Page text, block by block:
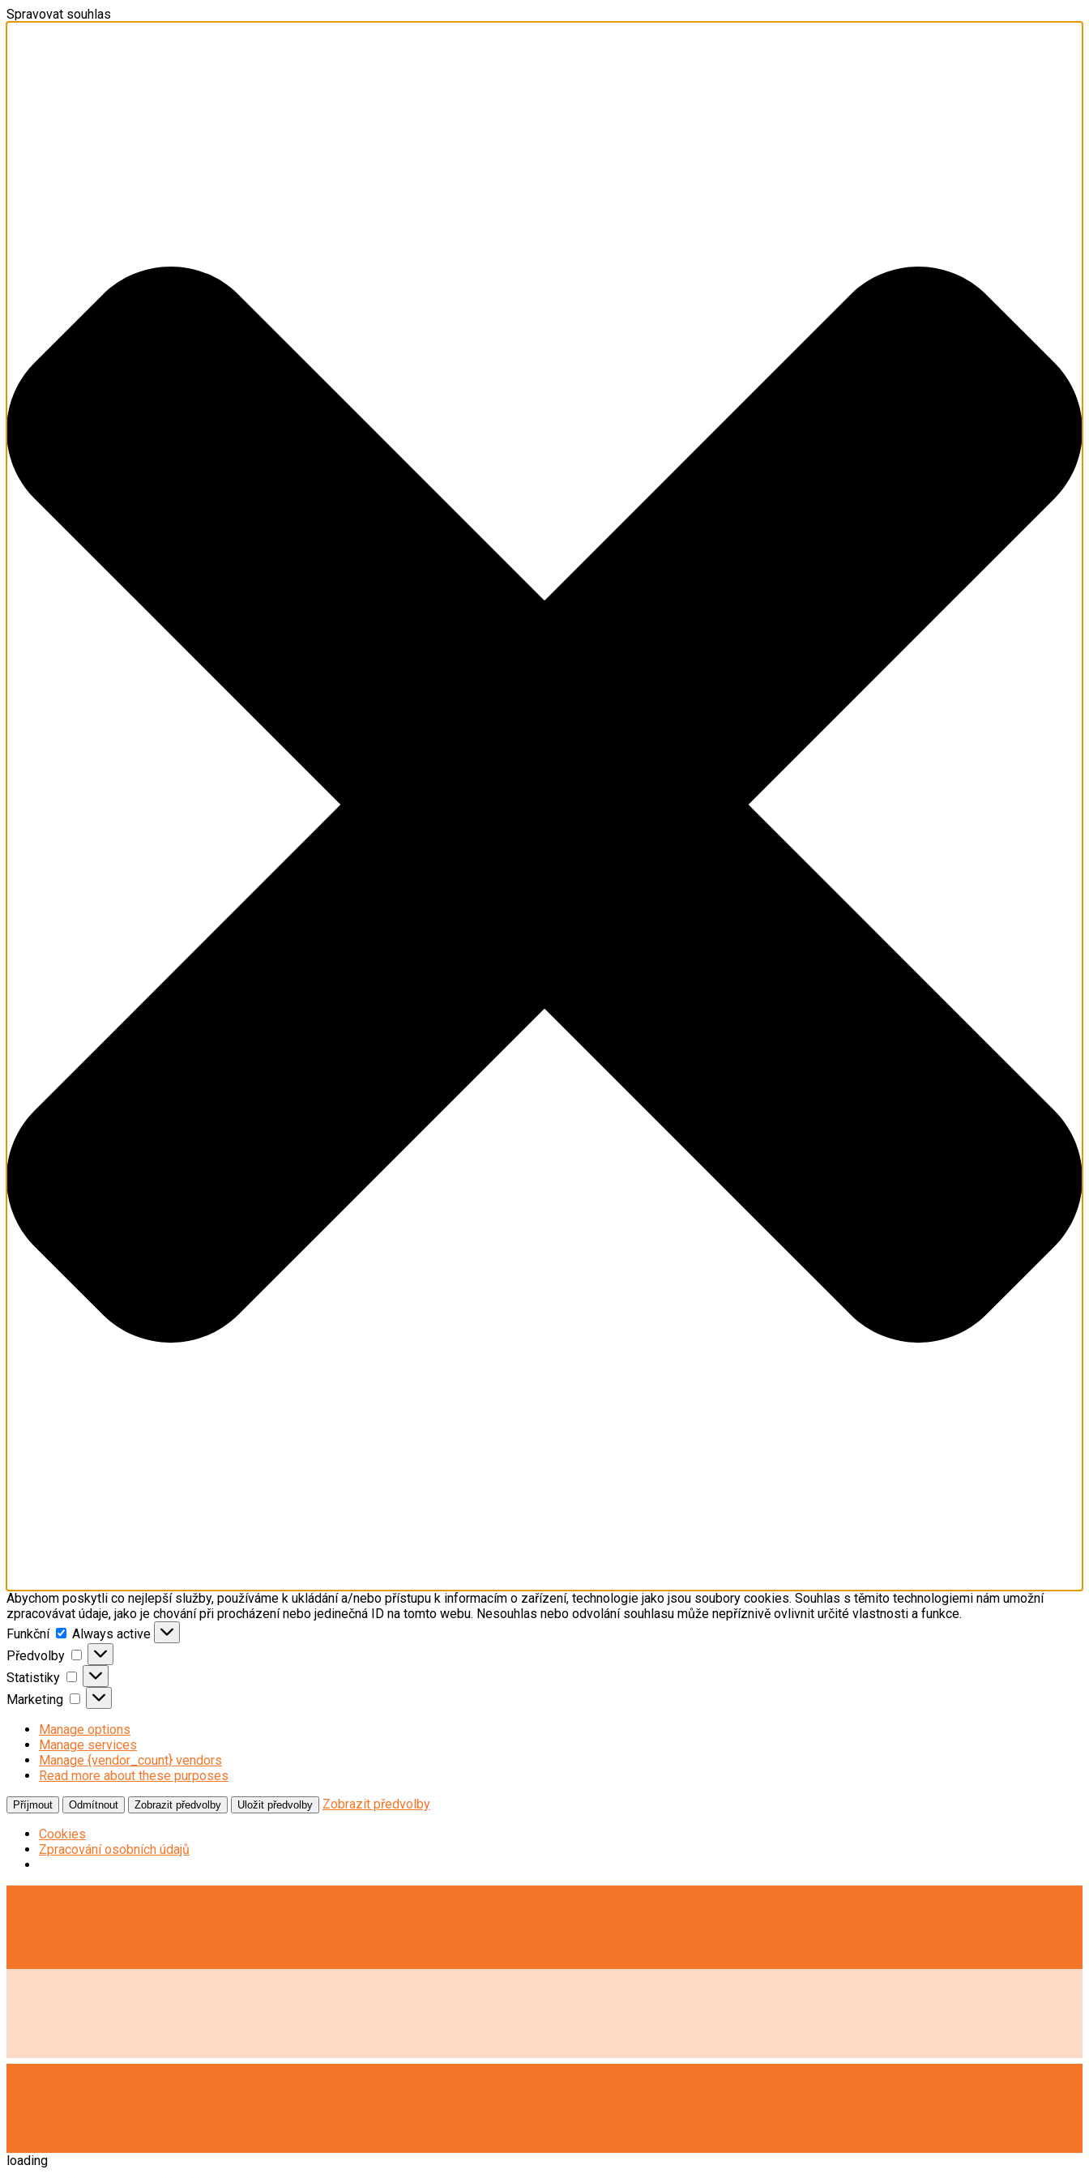
Spravovat souhlas
Abychom poskytli co nejlepší služby, používáme k ukládání a/nebo přístupu k informacím o zařízení, technologie jako jsou soubory cookies. Souhlas s těmito technologiemi nám umožní
zpracovávat údaje, jako je chování při procházení nebo jedinečná ID na tomto webu. Nesouhlas nebo odvolání souhlasu může nepříznivě ovlivnit určité vlastnosti a funkce.
Funkční
Funkční
Always active
Předvolby
Předvolby
Statistiky
Statistiky
Marketing
Marketing
Manage options
Manage services
Manage {vendor_count} vendors
Read more about these purposes
Příjmout Odmítnout Zobrazit předvolby Uložit předvolby
Zobrazit předvolby
Cookies
Zpracování osobních údajů
loading